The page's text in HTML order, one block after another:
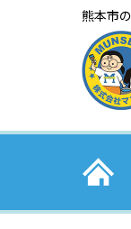
熊本市